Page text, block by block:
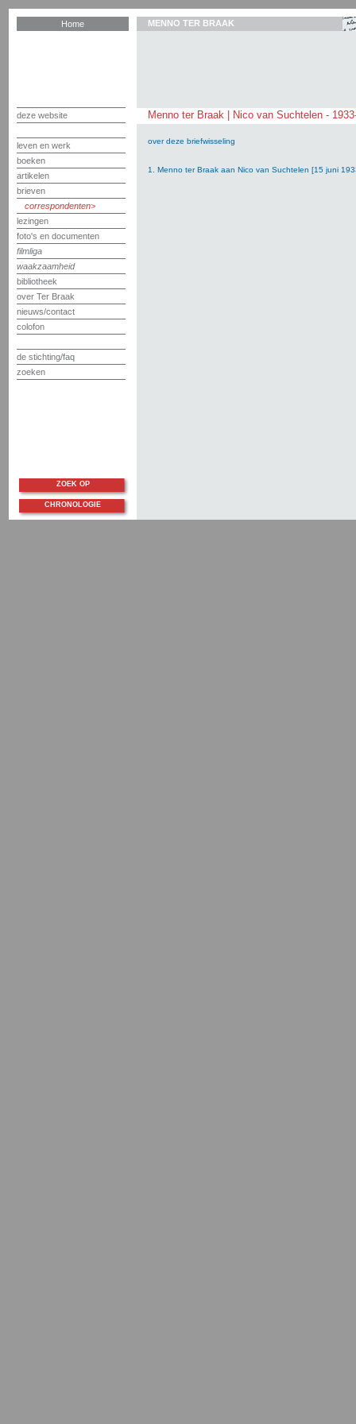
Home
deze website
leven en werk
boeken
artikelen
brieven
correspondenten
lezingen
foto's en documenten
filmliga
waakzaamheid
bibliotheek
over Ter Braak
nieuws/contact
colofon
de stichting/faq
zoeken
MENNO TER BRAAK
Menno ter Braak | Nico van Suchtelen -
over deze briefwisseling
1. Menno ter Braak aan Nico van Suchtelen [15 juni
ZOEK OP
CHRONOLOGIE